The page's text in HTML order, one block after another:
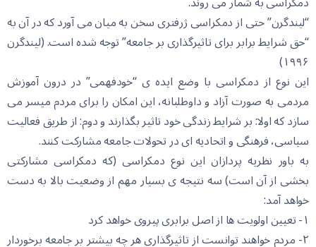
“لیندگرن” حتی از دمکراسی ژرفتری سخن به میان می آورد که در آن به
“حق شرایط برابر برای تاثیرگذاری بر جامعه” توجه شده است. (لیندگرن
۱۹۹۶)
این نوع از دمکراسی با وضع ایده ی “خودفهمی” در درون آموزش
مردمی به صورت آزاد و داوطلبانه، این امکان را برای مردم میسر می
سازد که اولا: بر شرایط زندگی خود تاثیر بگذارند و دوم: از طریق فعالیت
سیاسی، فرهنگی و اتحادیه ای در تحولات جامعه مشارکت کنند.
به باور نظریه پردازان این نوع دمکراسی (که دمکراسی مشارکتی
بخشی از آن است) سه نتیجه ی بسیار مهم از وضعیت بالا به دست
خواهد آمد:
۱- تعیین اولویت ها از اصل برابری پیروی خواهد کرد
۲- مردم خواهند توانست از تاثیرگذاری هر چه بیشتر بر جامعه برخوردار